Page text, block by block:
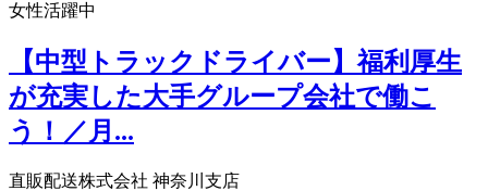
女性活躍中
【中型トラックドライバー】福利厚生
が充実した大手グループ会社で働こ
う！／月...
直販配送株式会社 神奈川支店